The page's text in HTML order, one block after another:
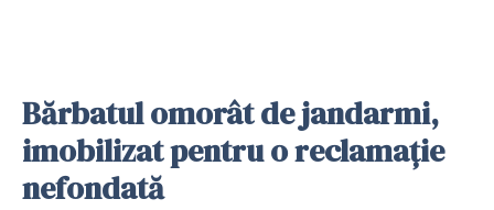
Bărbatul omorât de jandarmi,
imobilizat pentru o reclamație
nefondată